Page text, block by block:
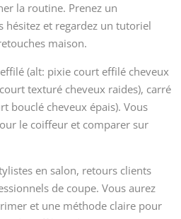
la routine. Prenez un
hésitez et regardez un tutoriel
maison.
(alt: pixie court effilé cheveux
texturé cheveux raides), carré
bouclé cheveux épais). Vous
le coiffeur et comparer sur
en salon, retours clients
de coupe. Vous aurez
et une méthode claire pour